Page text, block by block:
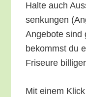
Hal­te auch
sen­kun­gen
Ange­bo­te sind
bekommst du
Fri­seu­re
Mit einem